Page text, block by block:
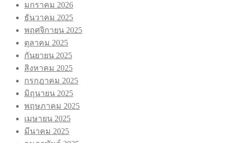
มกราคม 2026
ธันวาคม 2025
พฤศจิกายน 2025
ตุลาคม 2025
กันยายน 2025
สิงหาคม 2025
กรกฎาคม 2025
มิถุนายน 2025
พฤษภาคม 2025
เมษายน 2025
มีนาคม 2025